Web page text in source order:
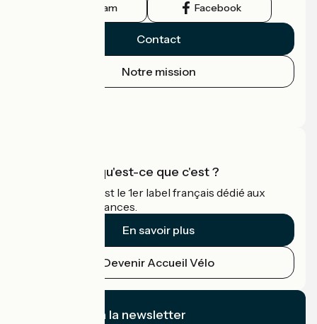
Instagram Facebook
Contact
Notre mission
Accueil Vélo qu'est-ce que c'est ?
Accueil Vélo c'est le 1er label français dédié aux
cyclistes en vacances.
En savoir plus
Devenir Accueil Vélo
Je m'abonne à la newsletter